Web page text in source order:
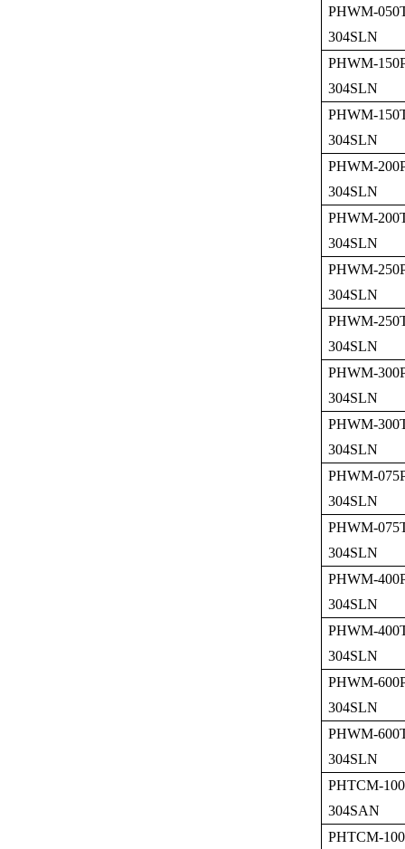
PHWM-
304SLN
PHWM-
304SLN
PHWM-
304SLN
PHWM-
304SLN
PHWM-
304SLN
PHWM-
304SLN
PHWM-
304SLN
PHWM-
304SLN
PHWM-
304SLN
PHWM-
304SLN
PHWM-
304SLN
PHWM-
304SLN
PHWM-
304SLN
PHWM-
304SLN
PHWM-
304SLN
PHTCM-
304SAN
PHTCM-